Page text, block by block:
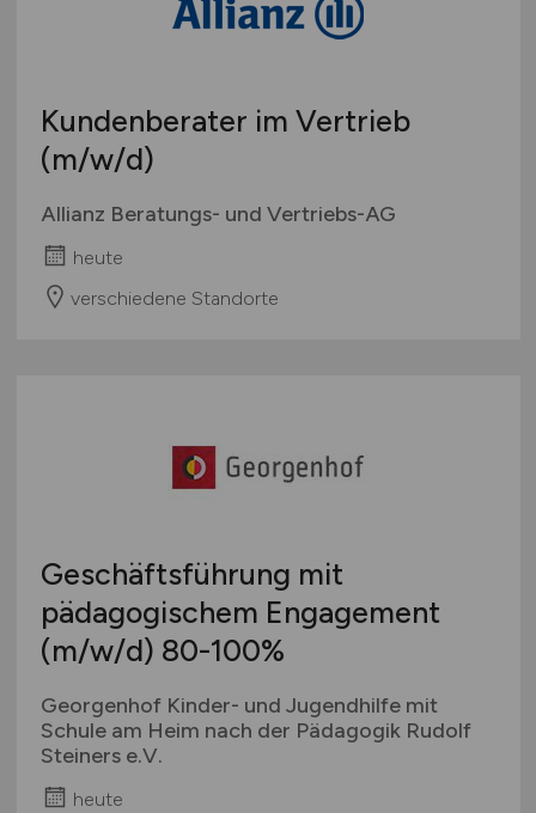
Kundenberater im Vertrieb
(m/w/d)
Allianz Beratungs- und Vertriebs-AG
heute
verschiedene Standorte
Geschäftsführung mit
pädagogischem Engagement
(m/w/d) 80-100%
Georgenhof Kinder- und Jugendhilfe mit
Schule am Heim nach der Pädagogik Rudolf
Steiners e.V.
heute